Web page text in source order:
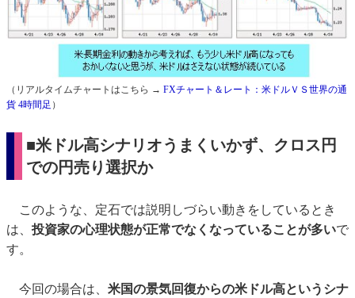
（リアルタイムチャートはこちら → FXチャート＆レート：米ドルＶＳ世界の通
貨 4時間足 ）
■米ドル高シナリオうまくいかず、クロス円
での円売り選択か
このような、定石では説明しづらい動きをしているとき
は、 投資家の心理状態が正常でなくなっていることが多いで
す。
今回の場合は、 米国の景気回復からの米ドル高というシナ